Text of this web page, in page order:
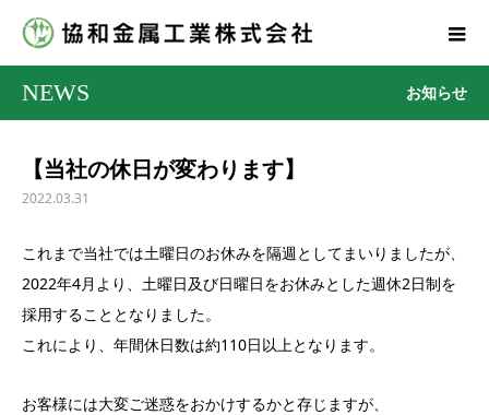
NEWS お知らせ
【当社の休日が変わります】
2022.03.31
これまで当社では土曜日のお休みを隔週としてまいりましたが、
2022年4月より、土曜日及び日曜日をお休みとした週休2日制を
採用することとなりました。
これにより、年間休日数は約110日以上となります。
お客様には大変ご迷惑をおかけするかと存じますが、